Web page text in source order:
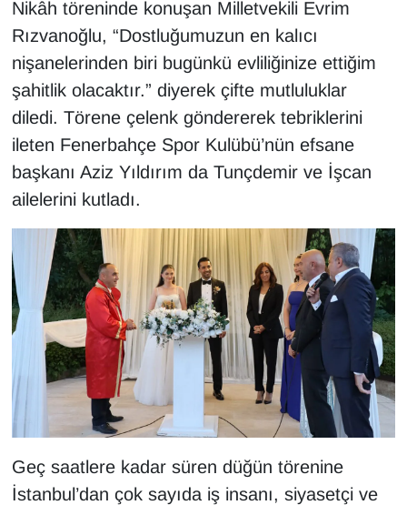
Nikâh töreninde konuşan Milletvekili Evrim
Rızvanoğlu, “Dostluğumuzun en kalıcı
nişanelerinden biri bugünkü evliliğinize ettiğim
şahitlik olacaktır.” diyerek çifte mutluluklar
diledi. Törene çelenk göndererek tebriklerini
ileten Fenerbahçe Spor Kulübü’nün efsane
başkanı Aziz Yıldırım da Tunçdemir ve İşcan
ailelerini kutladı.
Geç saatlere kadar süren düğün törenine
İstanbul’dan çok sayıda iş insanı, siyasetçi ve
Kültür & Sanat
KURDÎ
MAGAZİN
MEDYA
ONE EKONOMİ
POLİTİKA
Resmi İlanlar
RÖPORTAJ
SAĞLIK
Seri İlan
Sinema - TV